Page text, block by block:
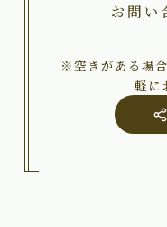
お問い
※空きがある場
軽に